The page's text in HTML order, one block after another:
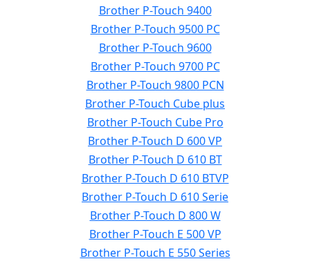
Brother P-Touch 9400
Brother P-Touch 9500 PC
Brother P-Touch 9600
Brother P-Touch 9700 PC
Brother P-Touch 9800 PCN
Brother P-Touch Cube plus
Brother P-Touch Cube Pro
Brother P-Touch D 600 VP
Brother P-Touch D 610 BT
Brother P-Touch D 610 BTVP
Brother P-Touch D 610 Serie
Brother P-Touch D 800 W
Brother P-Touch E 500 VP
Brother P-Touch E 550 Series